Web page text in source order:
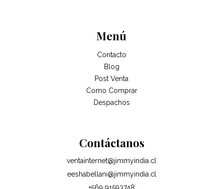
Menú
Contacto
Blog
Post Venta
Como Comprar
Despachos
Contáctanos
ventainternet@jimmyindia.cl
eeshabellani@jimmyindia.cl
+569 91593748